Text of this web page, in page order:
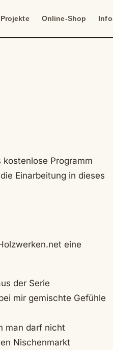
Projekte Online-Shop
Programm
Einarbeitung in dieses
eine
der Serie
mir gemischte Gefühle
man darf nicht
Nischenmarkt